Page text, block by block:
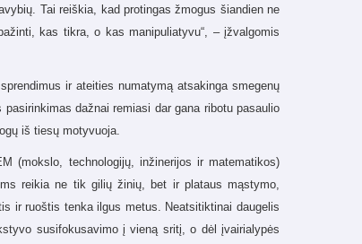
Tai reiškia, kad protingas žmogus šiandien ne
kas tikra, o kas manipuliatyvu“, – įžvalgomis
ir ateities numatymą atsakinga smegenų
dažnai remiasi dar gana ribotu pasaulio
iš tiesų motyvuoja.
(mokslo, technologijų, inžinerijos ir matematikos)
reikia ne tik gilių žinių, bet ir plataus mąstymo,
ir ruoštis tenka ilgus metus. Neatsitiktinai daugelis
susifokusavimo į vieną sritį, o dėl įvairialypės